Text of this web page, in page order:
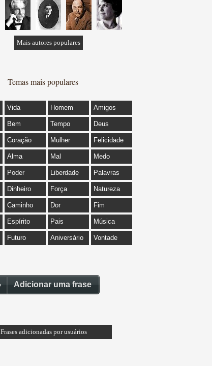
Mais autores populares
Temas mais populares
Vida Homem Amigos
Bem Tempo Deus
Coração Mulher Felicidade
Alma Mal Medo
Poder Liberdade Palavras
Dinheiro Força Natureza
Caminho Dor Fim
Espírito Pais Música
Futuro Aniversário Vontade
Adicionar uma frase
Frases adicionadas por usuários